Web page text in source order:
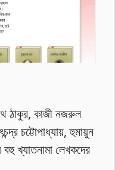
ঠাকুর, কাজী নজরুল
চট্টোপাধ্যায়, হুমায়ুন
খ্যাতনামা লেখকদের